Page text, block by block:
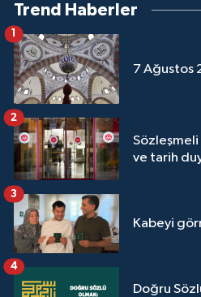
Trend Haberler
7 Ağustos
1
Sözleşmeli
ve tarih
2
Kabeyi
3
Doğru
4
Tokat Müftülüğü
Tunceli Müftülüğü
Uşak Müftülüğü
Van Müftülüğü
Yalova Müftülüğü